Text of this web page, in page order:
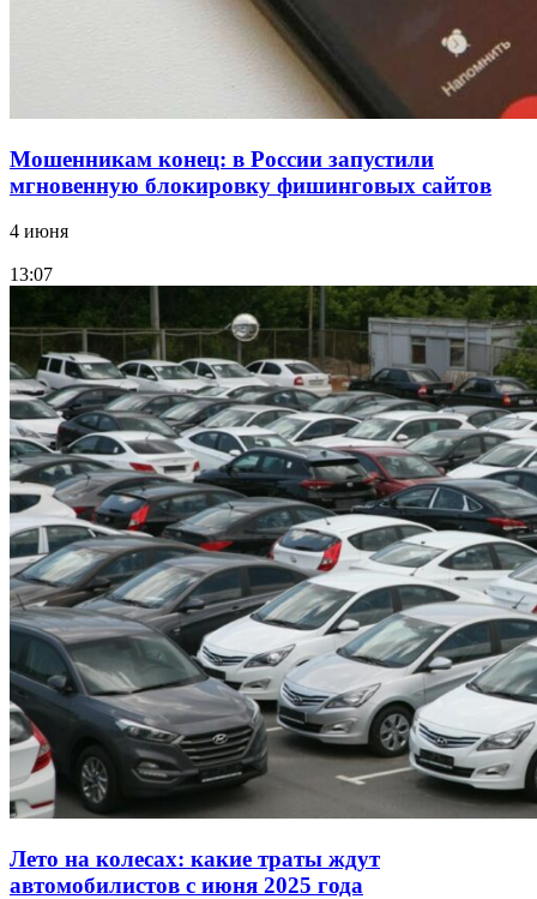
Мошенникам конец: в России запустили
мгновенную блокировку фишинговых сайтов
4 июня
13:07
Лето на колесах: какие траты ждут
автомобилистов с июня 2025 года